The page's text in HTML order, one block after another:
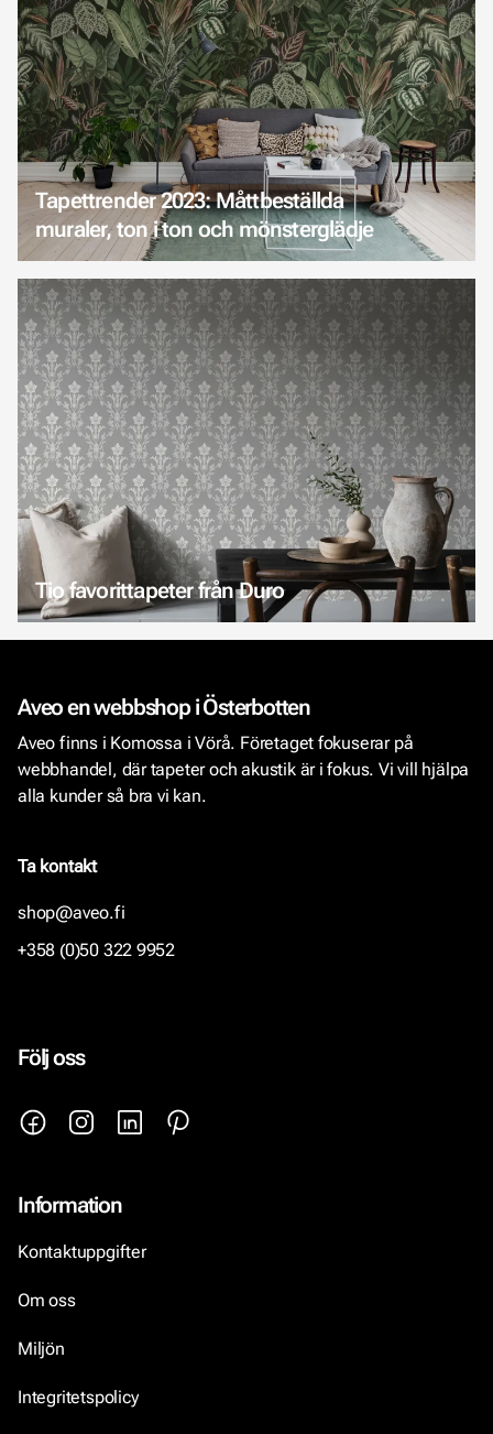
Tapettrender 2023: Måttbeställda
muraler, ton i ton och mönsterglädje
Tio favorittapeter från Duro
Aveo en webbshop i Österbotten
Aveo finns i Komossa i Vörå. Företaget fokuserar på
webbhandel, där tapeter och akustik är i fokus. Vi vill hjälpa
alla kunder så bra vi kan.
Ta kontakt
shop@aveo.fi
+358 (0)50 322 9952
Följ oss
Information
Kontaktuppgifter
Om oss
Miljön
Integritetspolicy